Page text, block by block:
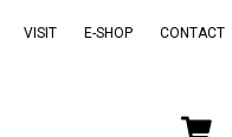
VISIT E-SHOP CONTACT